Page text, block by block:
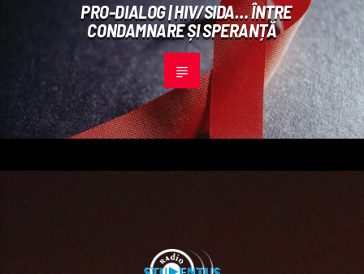
PRO-DIALOG | HIV/SIDA… ÎNTRE
CONDAMNARE ȘI SPERANȚĂ